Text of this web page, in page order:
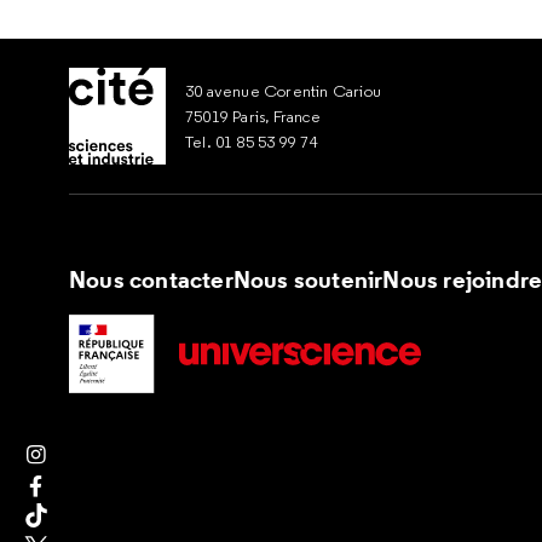
Suivez nous sur Instagram
Suivez nous sur Facebook
30 avenue Corentin Cariou
75019 Paris, France
Tel. 01 85 53 99 74
Nous contacterNous soutenirNous rejoindre